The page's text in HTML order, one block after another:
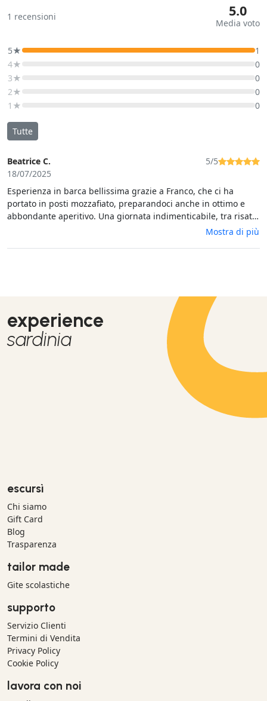
1 recensioni 5.0
Media voto
5★
1
4★
0
3★
0
2★
0
1★
0
Tutte
Beatrice C.
18/07/2025
5/5
Esperienza in barca bellissima grazie a Franco, che ci ha
portato in posti mozzafiato, preparandoci anche in ottimo e
abbondante aperitivo. Una giornata indimenticabile, tra risate
Mostra di più
experience
sardinia
escursì
Chi siamo
Gift Card
Blog
Trasparenza
tailor made
Gite scolastiche
supporto
Servizio Clienti
Termini di Vendita
Privacy Policy
Cookie Policy
lavora con noi